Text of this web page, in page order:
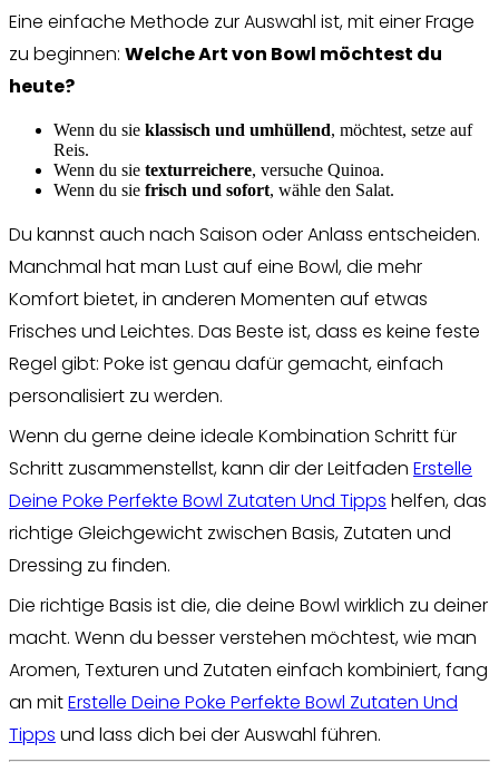
Eine einfache Methode zur Auswahl ist, mit einer Frage
zu beginnen: Welche Art von Bowl möchtest du
heute?
Wenn du sie klassisch und umhüllend, möchtest, setze auf
Reis.
Wenn du sie texturreichere, versuche Quinoa.
Wenn du sie frisch und sofort, wähle den Salat.
Du kannst auch nach Saison oder Anlass entscheiden.
Manchmal hat man Lust auf eine Bowl, die mehr
Komfort bietet, in anderen Momenten auf etwas
Frisches und Leichtes. Das Beste ist, dass es keine feste
Regel gibt: Poke ist genau dafür gemacht, einfach
personalisiert zu werden.
Wenn du gerne deine ideale Kombination Schritt für
Schritt zusammenstellst, kann dir der Leitfaden Erstelle
Deine Poke Perfekte Bowl Zutaten Und Tipps helfen, das
richtige Gleichgewicht zwischen Basis, Zutaten und
Dressing zu finden.
Die richtige Basis ist die, die deine Bowl wirklich zu deiner
macht. Wenn du besser verstehen möchtest, wie man
Aromen, Texturen und Zutaten einfach kombiniert, fang
an mitErstelle Deine Poke Perfekte Bowl Zutaten Und
Tipps und lass dich bei der Auswahl führen.